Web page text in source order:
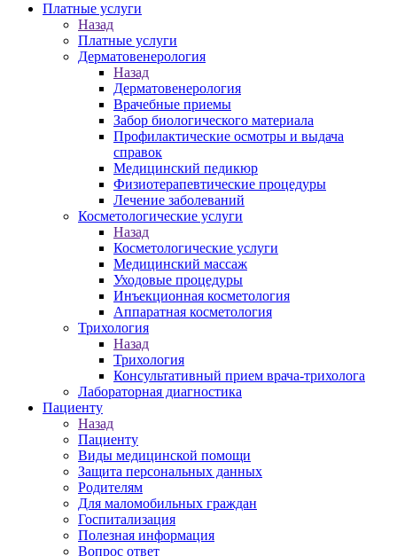
Платные услуги
Назад
Платные услуги
Дерматовенерология
Назад
Дерматовенерология
Врачебные приемы
Забор биологического материала
Профилактические осмотры и выдача
справок
Медицинский педикюр
Физиотерапевтические процедуры
Лечение заболеваний
Косметологические услуги
Назад
Косметологические услуги
Медицинский массаж
Уходовые процедуры
Инъекционная косметология
Аппаратная косметология
Трихология
Назад
Трихология
Консультативный прием врача-трихолога
Лабораторная диагностика
Пациенту
Назад
Пациенту
Виды медицинской помощи
Защита персональных данных
Родителям
Для маломобильных граждан
Госпитализация
Полезная информация
Вопрос ответ